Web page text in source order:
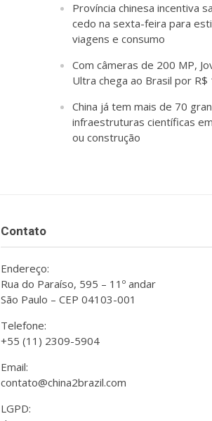
Província chinesa incentiva
cedo na sexta-feira para
viagens e consumo
Com câmeras de 200 MP,
Ultra chega ao Brasil por R$
China já tem mais de 70
infraestruturas científicas
ou construção
Contato
Endereço:
Rua do Paraíso, 595 – 11º andar
São Paulo – CEP 04103-001
Telefone:
+55 (11) 2309-5904
Email:
contato@china2brazil.com
LGPD: